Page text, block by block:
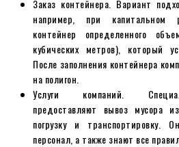
Заказ контейнера. Вариант
например, при капитальном
контейнер определенного
кубических метров), который
После заполнения контейнера
на полигон.
Услуги компаний.
предоставляют вывоз мусора
погрузку и транспортировку.
персонал, а также знают все